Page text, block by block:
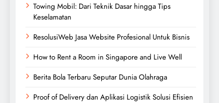
Towing Mobil: Dari Teknik Dasar hingga Tips
Keselamatan
ResolusiWeb Jasa Website Profesional Untuk Bisnis
How to Rent a Room in Singapore and Live Well
Berita Bola Terbaru Seputar Dunia Olahraga
Proof of Delivery dan Aplikasi Logistik Solusi Efisien